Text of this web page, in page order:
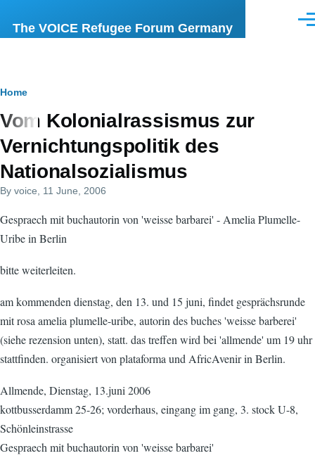
The VOICE Refugee Forum Germany
Breadcrumb
Home
Vom Kolonialrassismus zur
Vernichtungspolitik des
Nationalsozialismus
By voice , 11 June, 2006
Gespraech mit buchautorin von 'weisse barbarei' - Amelia Plumelle-
Uribe in Berlin
bitte weiterleiten.
am kommenden dienstag, den 13. und 15 juni, findet gesprächsrunde
mit rosa amelia plumelle-uribe, autorin des buches 'weisse barberei'
(siehe rezension unten), statt. das treffen wird bei 'allmende' um 19 uhr
stattfinden. organisiert von plataforma und AfricAvenir in Berlin.
Allmende, Dienstag, 13.juni 2006
kottbusserdamm 25-26; vorderhaus, eingang im gang, 3. stock U-8,
Schönleinstrasse
Gespraech mit buchautorin von 'weisse barbarei'